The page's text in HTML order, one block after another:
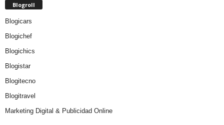
Blogroll
Blogicars
Blogichef
Blogichics
Blogistar
Blogitecno
Blogitravel
Marketing Digital & Publicidad Online